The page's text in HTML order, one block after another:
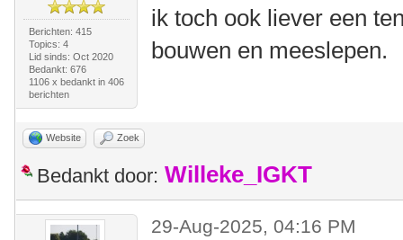
Berichten: 415
Topics: 4
Lid sinds: Oct 2020
Bedankt: 676
1106 x bedankt in 406
berichten
ik toch ook liever een
bouwen en meeslepen.
Website Zoek
Bedankt door: Willeke_IGKT
29-Aug-2025, 04:16 PM